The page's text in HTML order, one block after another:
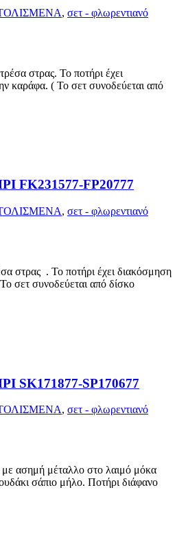
, σετ - φλωρεντιανό
στρας. Το ποτήρι έχει
καράφα. ( Το σετ συνοδεύεται από
FK231577-FP20777
, σετ - φλωρεντιανό
στρας . Το ποτήρι έχει διακόσμηση
σετ συνοδεύεται από δίσκο
SP170677
, σετ - φλωρεντιανό
ασημή μέταλλο στο λαιμό μόκα
σάπιο μήλο. Ποτήρι διάφανο